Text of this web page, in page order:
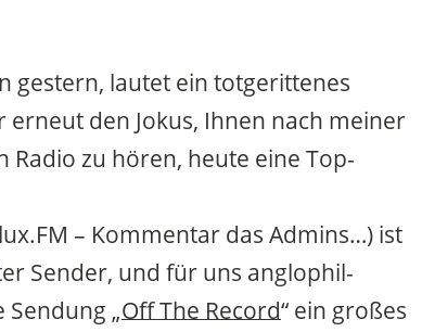
gestern, lautet ein totgerittenes
den Jokus, Ihnen nach meiner
zu hören, heute eine Top-
– Kommentar das Admins…) ist
Sender, und für uns anglophil-
„Off The Record“ ein großes